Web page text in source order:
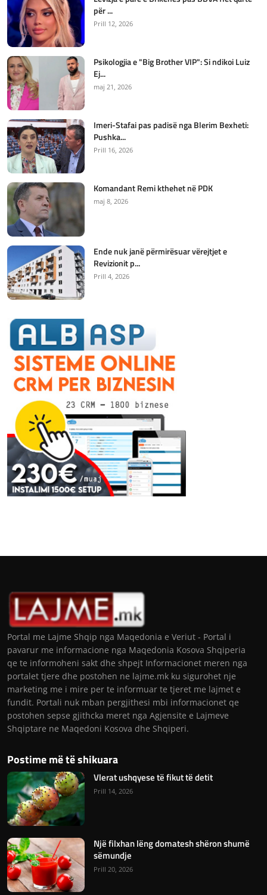
për ...
Prill 12, 2026
Psikologjia e "Big Brother VIP": Si ndikoi Luiz
Ej...
maj 21, 2026
Imeri-Stafai pas padisë nga Blerim Bexheti:
Pushka...
Prill 16, 2026
Komandant Remi kthehet në PDK
maj 8, 2026
Ende nuk janë përmirësuar vërejtjet e
Revizionit p...
Prill 4, 2026
Portal me Lajme Shqip nga Maqedonia e Veriut - Portal i
pavarur me informacione nga Maqedonia Kosova Shqiperia
qe te informoheni sakt dhe shpejt Informacionet meren nga
portalet tjere dhe postohen ne lajme.mk ku sigurohet nje
marketing me i mire per te informuar te tjeret me lajmet e
fundit. Portali nuk mban pergjithesi mbi informacionet qe
postohen sepse gjithcka meret nga Agjensite e Lajmeve
Shqiptare ne Maqedoni Kosova dhe Shqiperi.
Postime më të shikuara
Vlerat ushqyese të fikut të detit
Prill 14, 2026
Një filxhan lëng domatesh shëron shumë
sëmundje
Prill 20, 2026